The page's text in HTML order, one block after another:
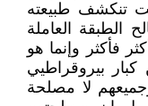
تنكشف طبيعته
الطبقة العاملة
فأكثر وإنما هو
كبار بيروقراطيي
لا مصلحة